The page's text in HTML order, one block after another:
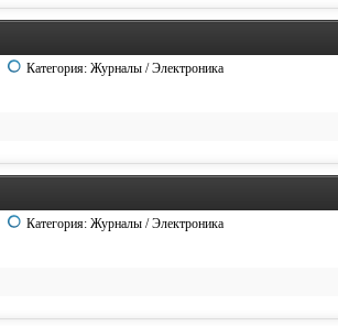
Категория:Журналы /Электроника
Категория:Журналы /Электроника